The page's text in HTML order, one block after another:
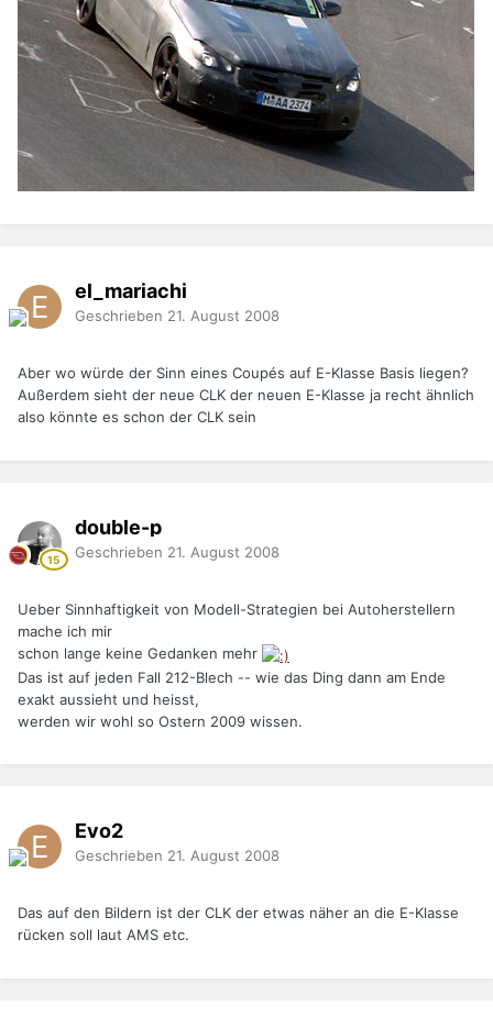
el_mariachi
Geschrieben 21. August 2008
Aber wo würde der Sinn eines Coupés auf E-Klasse Basis liegen?
Außerdem sieht der neue CLK der neuen E-Klasse ja recht ähnlich
also könnte es schon der CLK sein
double-p
Geschrieben 21. August 2008
Ueber Sinnhaftigkeit von Modell-Strategien bei Autoherstellern
mache ich mir
schon lange keine Gedanken mehr
Das ist auf jeden Fall 212-Blech -- wie das Ding dann am Ende
exakt aussieht und heisst,
werden wir wohl so Ostern 2009 wissen.
Evo2
Geschrieben 21. August 2008
Das auf den Bildern ist der CLK der etwas näher an die E-Klasse
rücken soll laut AMS etc.